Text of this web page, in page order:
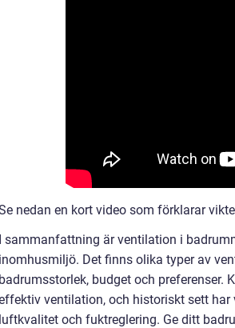
nedan en kort video som förklarar
I sammanfattning är ventilation i
inomhusmiljö. Det finns olika typer av
badrumsstorlek, budget och
ventilation, och historiskt sett
luftkvalitet och fuktreglering. Ge ditt